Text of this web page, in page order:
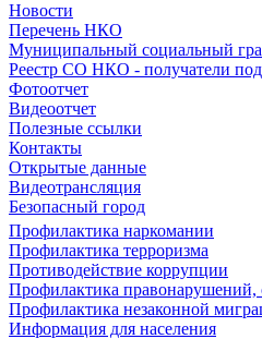
Новости
Перечень НКО
Муниципальный социальный
Реестр СО НКО - получатели
Фотоотчет
Видеоотчет
Полезные ссылки
Контакты
Открытые данные
Видеотрансляция
Безопасный город
Профилактика наркомании
Профилактика терроризма
Противодействие коррупции
Профилактика правонарушений,
Профилактика незаконной
Информация для населения